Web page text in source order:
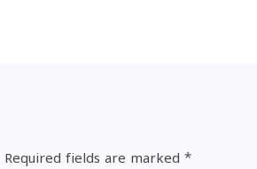
Required fields are marked *